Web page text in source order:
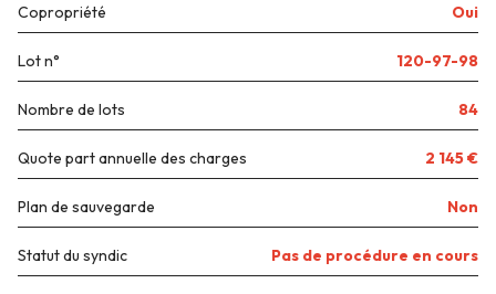
ascenseur
terrasse
interphone
Copropriété Oui
Lot n° 120-97-98
Nombre de lots 84
Quote part annuelle des charges 2 145 €
Plan de sauvegarde Non
Statut du syndic Pas de procédure en cours